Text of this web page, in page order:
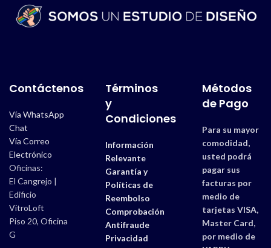
Tiempo de Entrega → 1 Día
videos explaining the trajectory
and the key points to highlight of
an Artificial Intelligence system,
to which the Script will be added
and the system will generate a
computer-generated voice
Contáctenos
Vía WhatsApp
Chat
Vía Correo
Electrónico
Oficinas:
El Cangrejo |
Edificio
VitroLoft
Piso 20, Oficina
G
Términos
y
Condiciones
Información
Relevante
Garantía y
Políticas de
Reembolso
Comprobación
Antifraude
Privacidad
Métodos
de Pago
Para su mayor
comodidad,
usted podrá
pagar sus
facturas por
medio de
tarjetas VISA,
Master Card,
por medio de